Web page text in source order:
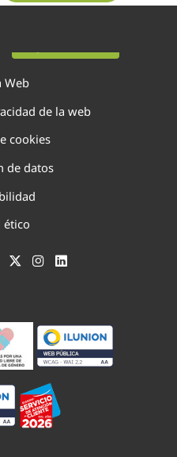
Web
de la web
cookies
de datos
ético